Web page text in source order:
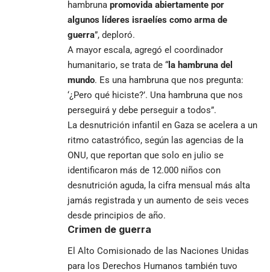
hambruna promovida abiertamente por
algunos líderes israelíes como arma de
guerra”, deploró.
A mayor escala, agregó el coordinador
humanitario, se trata de “ la hambruna del
mundo. Es una hambruna que nos pregunta:
‘¿Pero qué hiciste?’. Una hambruna que nos
perseguirá y debe perseguir a todos”.
La desnutrición infantil en Gaza se acelera a un
ritmo catastrófico, según las agencias de la
ONU, que reportan que solo en julio se
identificaron más de 12.000 niños con
desnutrición aguda, la cifra mensual más alta
jamás registrada y un aumento de seis veces
desde principios de año.
Crimen de guerra
El Alto Comisionado de las Naciones Unidas
para los Derechos Humanos también tuvo